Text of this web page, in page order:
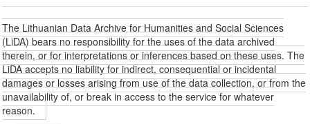
The Lithuanian Data Archive for Humanities and Social Sciences
(LiDA) bears no responsibility for the uses of the data archived
therein, or for interpretations or inferences based on these uses. The
LiDA accepts no liability for indirect, consequential or incidental
damages or losses arising from use of the data collection, or from the
unavailability of, or break in access to the service for whatever
reason.